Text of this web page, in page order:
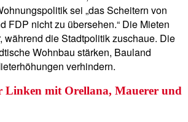
sei „das Scheitern von
FDP nicht zu übersehen.“ Die Mieten
während die Stadtpolitik zuschaue. Die
Wohnbau stärken, Bauland
verhindern.
Linken mit Orellana, Mauerer und